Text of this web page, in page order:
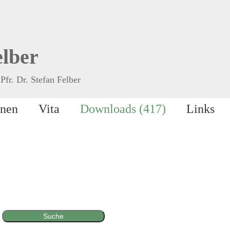
Dr. Stefan Felber
Vita Downloads (417) Links